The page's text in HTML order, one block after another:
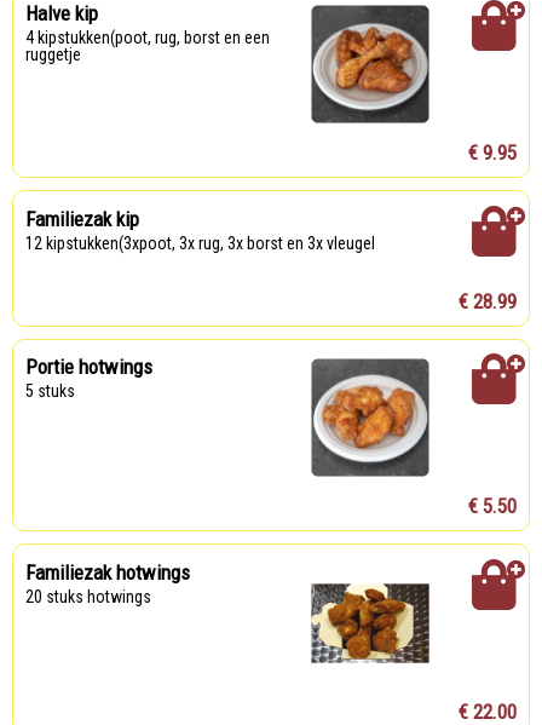
Halve kip
4 kipstukken(poot, rug, borst en een
ruggetje
€ 9.95
Familiezak kip
12 kipstukken(3xpoot, 3x rug, 3x borst en 3x vleugel
€ 28.99
Portie hotwings
5 stuks
€ 5.50
Familiezak hotwings
20 stuks hotwings
€ 22.00